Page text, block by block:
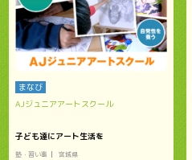
まなび
AJジュニアアートスクール
子ども達にアート生活を
塾・習い事 宮城県